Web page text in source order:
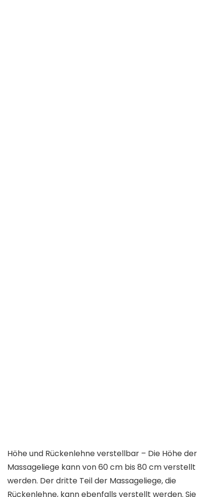
Höhe und Rückenlehne verstellbar – Die Höhe der
Massageliege kann von 60 cm bis 80 cm verstellt
werden. Der dritte Teil der Massageliege, die
Rückenlehne, kann ebenfalls verstellt werden. Sie